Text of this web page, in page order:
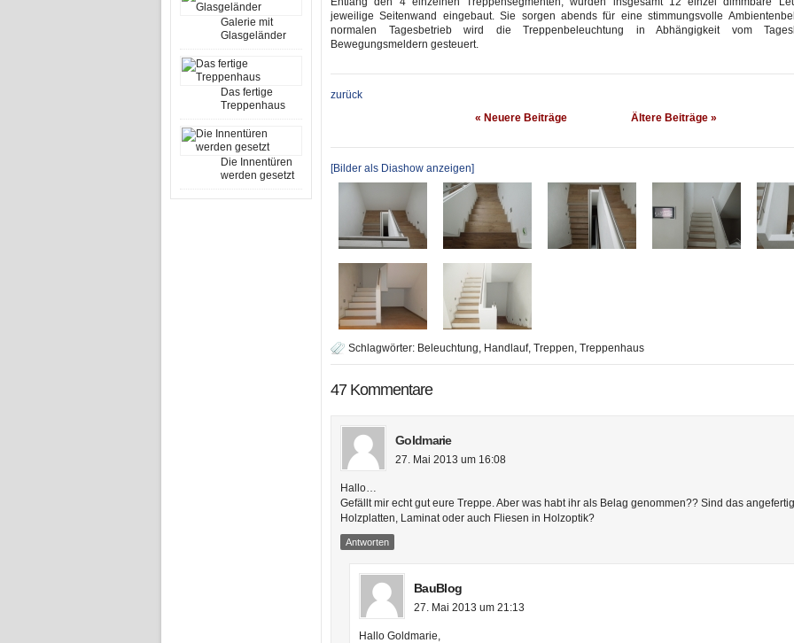
Galerie mit
Glasgeländer
Das fertige
Treppenhaus
Die Innentüren
werden gesetzt
jeweilige Seitenwand eingebaut. Sie sorgen abends für eine stimmungsvolle
normalen Tagesbetrieb wird die Treppenbeleuchtung in Abhängigkeit vom
Bewegungsmeldern gesteuert.
zurück
« Neuere Beiträge
Ältere Beiträge »
[Bilder als Diashow anzeigen]
Schlagwörter: Beleuchtung, Handlauf, Treppen, Treppenhaus
47 Kommentare
Goldmarie
27. Mai 2013 um 16:08
Hallo…
Gefällt mir echt gut eure Treppe. Aber was habt ihr als Belag genommen?? Sind das
Holzplatten, Laminat oder auch Fliesen in Holzoptik?
Antworten
BauBlog
27. Mai 2013 um 21:13
Hallo Goldmarie,